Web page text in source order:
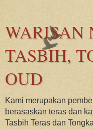
WARISAN
TASBIH,
OUD
Kami merupakan
berasaskan teras dan
Tasbih Teras dan